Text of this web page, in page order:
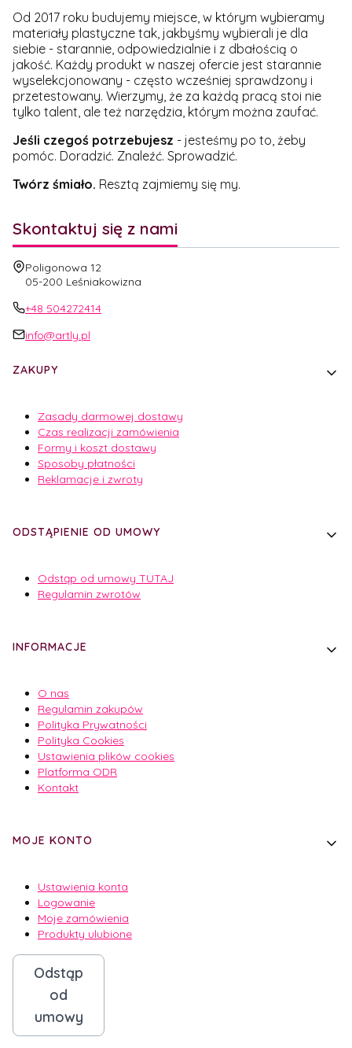
Od 2017 roku budujemy miejsce, w którym wybieramy
materiały plastyczne tak, jakbyśmy wybierali je dla
siebie - starannie, odpowiedzialnie i z dbałością o
jakość. Każdy produkt w naszej ofercie jest starannie
wyselekcjonowany - często wcześniej sprawdzony i
przetestowany. Wierzymy, że za każdą pracą stoi nie
tylko talent, ale też narzędzia, którym można zaufać.
Jeśli czegoś potrzebujesz - jesteśmy po to, żeby
pomóc. Doradzić. Znaleźć. Sprowadzić.
Twórz śmiało. Resztą zajmiemy się my.
Skontaktuj się z nami
Adres:
Poligonowa 12
05-200 Leśniakowizna
+48 504272414
info@artly.pl
ZAKUPY
Zasady darmowej dostawy
Czas realizacji zamówienia
Formy i koszt dostawy
Sposoby płatności
Reklamacje i zwroty
ODSTĄPIENIE OD UMOWY
Odstąp od umowy TUTAJ
Regulamin zwrotów
INFORMACJE
O nas
Regulamin zakupów
Polityka Prywatności
Polityka Cookies
Ustawienia plików cookies
Platforma ODR
Kontakt
MOJE KONTO
Ustawienia konta
Logowanie
Moje zamówienia
Produkty ulubione
Odstąp
od
umowy